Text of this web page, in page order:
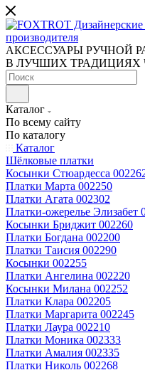
АКСЕССУАРЫ РУЧНОЙ
В ЛУЧШИХ ТРАДИЦИЯХ
Каталог
По всему сайту
По каталогу
Каталог
Шёлковые платки
Косынки Стюардесса
Платки Марта 002250
Платки Агата 002302
Платки-ожерелье Элизабет
Косынки Бриджит 002260
Платки Богдана 002200
Платки Таисия 002290
Косынки 002255
Платки Ангелина 002220
Косынки Милана 002252
Платки Клара 002205
Платки Маргарита 002245
Платки Лаура 002210
Платки Моника 002333
Платки Амалия 002335
Платки Николь 002268